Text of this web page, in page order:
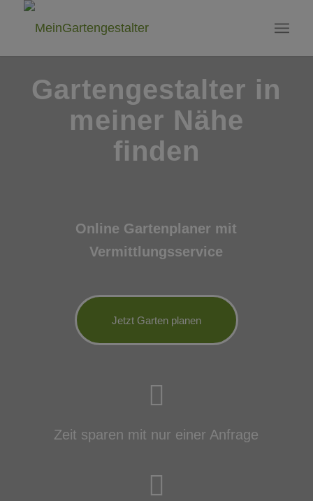
Gartengestalter in
meiner Nähe
finden
Online Gartenplaner mit
Vermittlungsservice
Jetzt Garten planen
Zeit sparen mit nur einer Anfrage